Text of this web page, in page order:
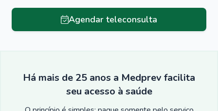
Agendar teleconsulta
Há mais de 25 anos a Medprev facilita
seu acesso à saúde